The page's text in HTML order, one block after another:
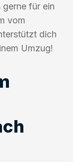
gerne für ein
vom
dich
Umzug!